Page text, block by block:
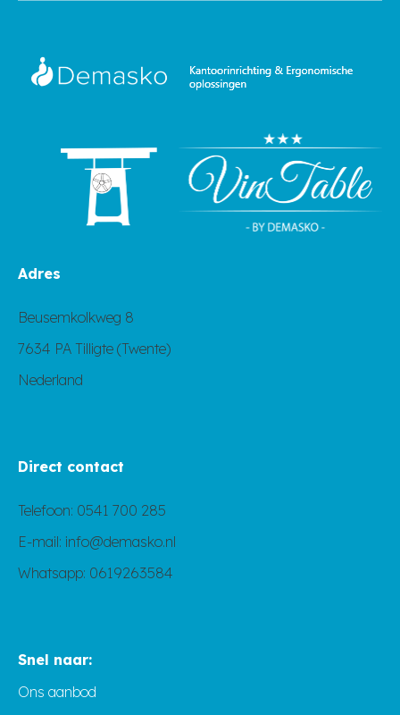
Adres
Beusemkolkweg 8
7634 PA Tilligte (Twente)
Nederland
Direct contact
Telefoon: 0541 700 285
E-mail: info@demasko.nl
Whatsapp: 0619263584
Snel naar:
Ons aanbod